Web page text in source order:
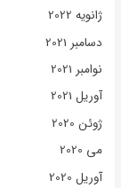
ژانویه 2022
دسامبر 2021
نوامبر 2021
آوریل 2021
ژوئن 2020
می 2020
آوریل 2020